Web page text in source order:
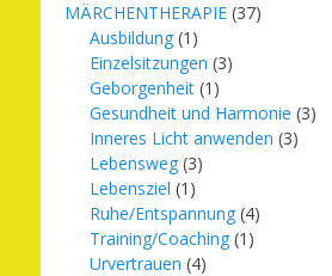
MÄRCHENTHERAPIE (37)
Ausbildung (1)
Einzelsitzungen (3)
Geborgenheit (1)
Gesundheit und Harmonie (3)
Inneres Licht anwenden (3)
Lebensweg (3)
Lebensziel (1)
Ruhe/Entspannung (4)
Training/Coaching (1)
Urvertrauen (4)